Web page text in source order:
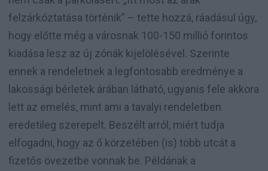
felzárkóztatása történik” – tette hozzá, ráadásul úgy,
hogy előtte még a városnak 100-150 millió forintos
kiadása lesz az új zónák kijelölésével. Szerinte
ennek a rendeletnek a legfontosabb eredménye a
lakossági bérletek árában látható, ugyanis fele akkora
lett az emelés, mint ami a tavalyi rendeletben
eredetileg szerepelt. Beszélt arról, miért tudja
elfogadni, hogy az ő körzetében (is) több utcát a
fizetős övezetbe vonnak be. Példának a